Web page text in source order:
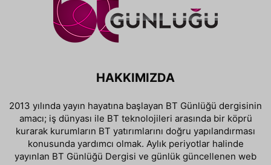
HAKKIMIZDA
2013 yılında yayın hayatına başlayan BT Günlüğü dergisinin
amacı; iş dünyası ile BT teknolojileri arasında bir köprü
kurarak kurumların BT yatırımlarını doğru yapılandırması
konusunda yardımcı olmak. Aylık periyotlar halinde
yayınlan BT Günlüğü Dergisi ve günlük güncellenen web